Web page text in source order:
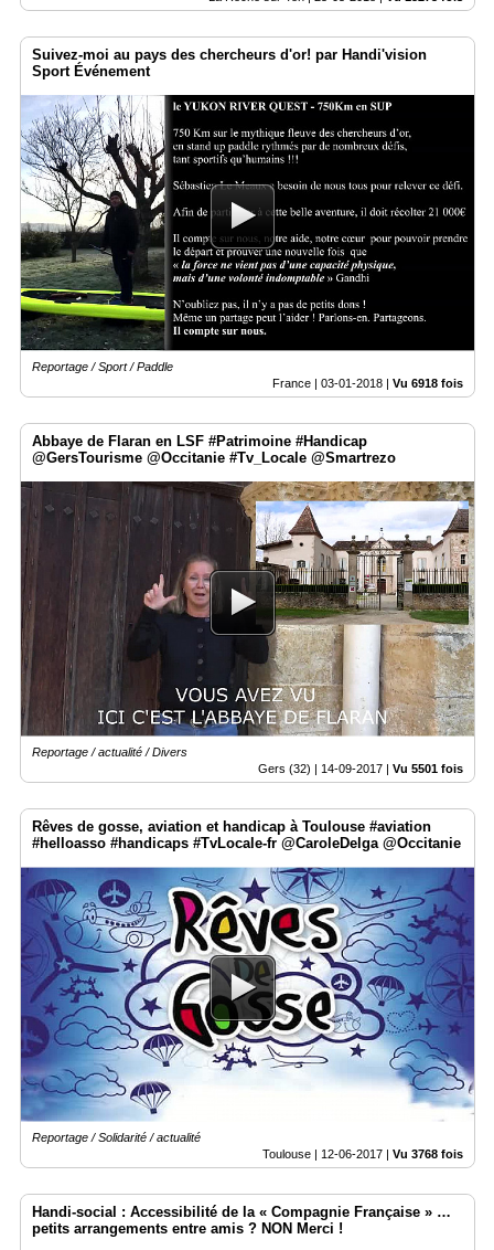
Suivez-moi au pays des chercheurs d'or! par Handi'vision
Sport Événement
Reportage / Sport / Paddle
France | 03-01-2018 | Vu 6918 fois
Abbaye de Flaran en LSF #Patrimoine #Handicap
@GersTourisme @Occitanie #Tv_Locale @Smartrezo
Reportage / actualité / Divers
Gers (32) | 14-09-2017 | Vu 5501 fois
Rêves de gosse, aviation et handicap à Toulouse #aviation
#helloasso #handicaps #TvLocale-fr @CaroleDelga @Occitanie
Reportage / Solidarité / actualité
Toulouse | 12-06-2017 Vu 3768 fois
Handi-social : Accessibilité de la « Compagnie Française » …
petits arrangements entre amis ? NON Merci !